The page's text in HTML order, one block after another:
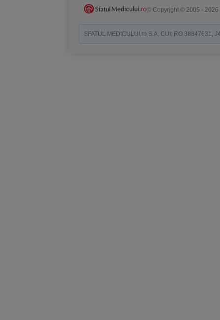
© Copyright © 2005 - 2026
SFATUL MEDICULUI.ro S.A, CUI: RO 38847631,